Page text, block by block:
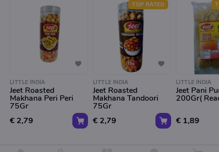
LITTLE INDIA
Jeet Roasted
Makhana Peri Peri
75Gr
€ 2,79
TOP RATED
LITTLE INDIA
Jeet Roasted
Makhana Tandoori
75Gr
€ 2,79
LITTLE INDIA
Jeet Pani
200Gr(
€ 1,89